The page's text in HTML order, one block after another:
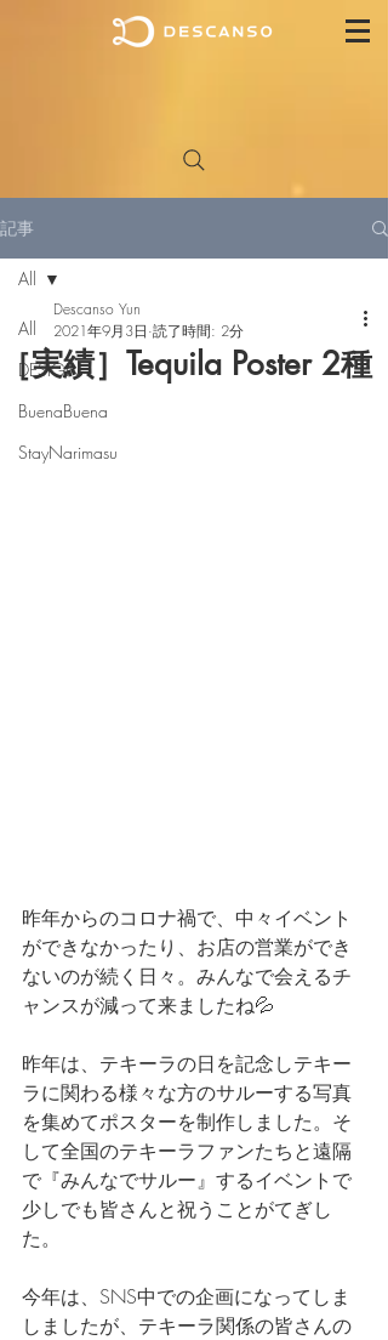
記事
All
DESIGN
BuenaBuena
StayNarimasu
All
［実績］Tequila Poster 2種
Descanso Yun
2021年9月3日 読了時間: 2分
昨年からのコロナ禍で、中々イベント
ができなかったり、お店の営業ができ
ないのが続く日々。みんなで会えるチ
ャンスが減って来ましたね💦
昨年は、テキーラの日を記念しテキー
ラに関わる様々な方のサルーする写真
を集めてポスターを制作しました。そ
して全国のテキーラファンたちと遠隔
で『みんなでサルー』するイベントで
少しでも皆さんと祝うことがてぎし
た。
今年は、SNS中での企画になってしま
しましたが、テキーラ関係の皆さんの